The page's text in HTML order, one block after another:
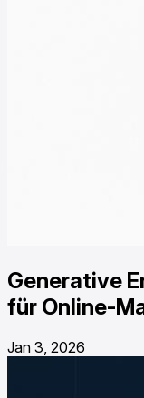
Generative
für Online-
Jan 3, 2026